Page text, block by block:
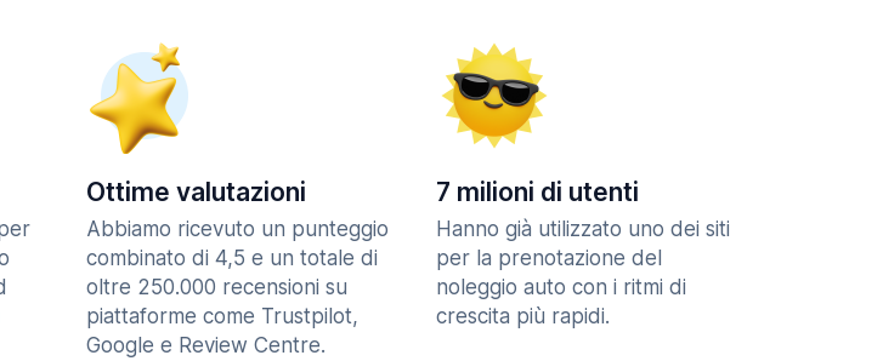
Ottime valutazioni
Abbiamo ricevuto un punteggio
combinato di 4,5 e un totale di
oltre 250.000 recensioni su
piattaforme come Trustpilot,
Google e Review Centre.
7 milioni di utenti
Hanno già utilizzato uno dei siti
per la prenotazione del
noleggio auto con i ritmi di
crescita più rapidi.